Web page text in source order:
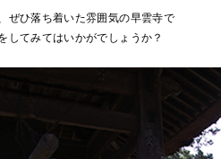
ぜひ落ち着いた雰囲気の早雲寺で
してみてはいかがでしょうか？